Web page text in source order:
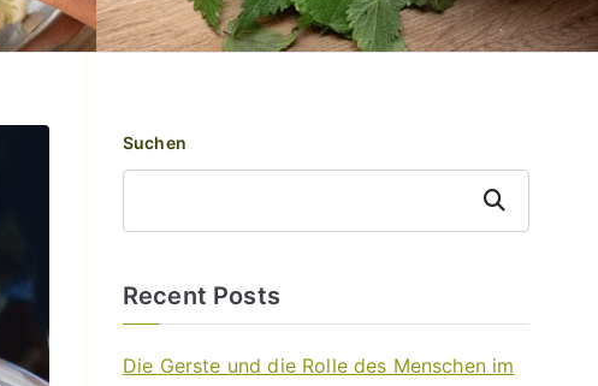
Suchen
Suchen
Recent Posts
Die Gerste und die Rolle des Menschen im